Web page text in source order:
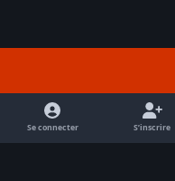
Se connecter S’inscrire